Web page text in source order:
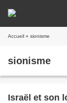
Accueil » sionisme
sionisme
Israël et son